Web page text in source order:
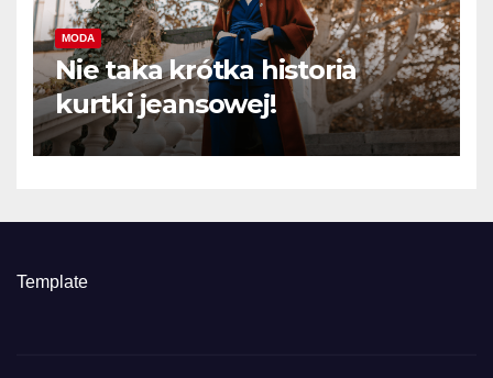
MODA
Nie taka krótka historia
kurtki jeansowej!
Template